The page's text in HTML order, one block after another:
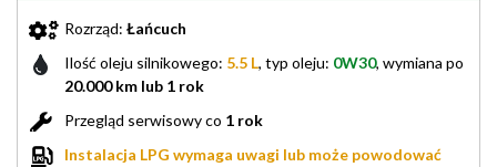
Rozrząd: Łańcuch
Ilość oleju silnikowego: 5.5 L, typ oleju: 0W30, wymiana po
20.000 km lub 1 rok
Przegląd serwisowy co 1 rok
Instalacja LPG wymaga uwagi lub może powodować